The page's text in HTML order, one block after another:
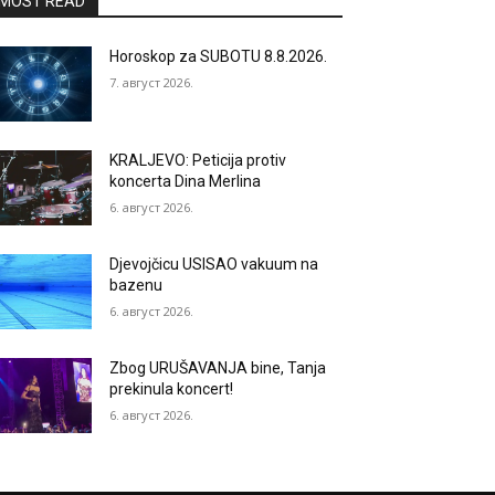
Horoskop za SUBOTU 8.8.2026.
7. август 2026.
KRALJEVO: Peticija protiv
koncerta Dina Merlina
6. август 2026.
Djevojčicu USISAO vakuum na
bazenu
6. август 2026.
Zbog URUŠAVANJA bine, Tanja
prekinula koncert!
6. август 2026.